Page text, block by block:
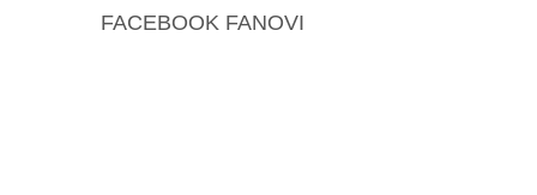
FACEBOOK FANOVI